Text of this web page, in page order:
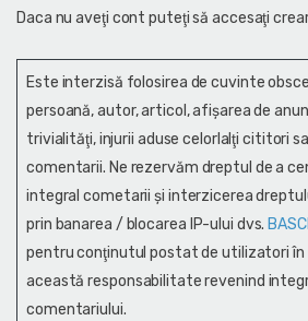
Daca nu aveţi cont puteţi să accesaţi
Este interzisă folosirea de cuvinte
persoană, autor, articol, afişarea de
trivialităţi, injurii aduse celorlalţi cititori
comentarii. Ne rezervăm dreptul de a
integral cometarii și interzicerea
prin banarea / blocarea IP-ului dvs.
pentru conţinutul postat de utilizatori în
această responsabilitate revenind
comentariului.